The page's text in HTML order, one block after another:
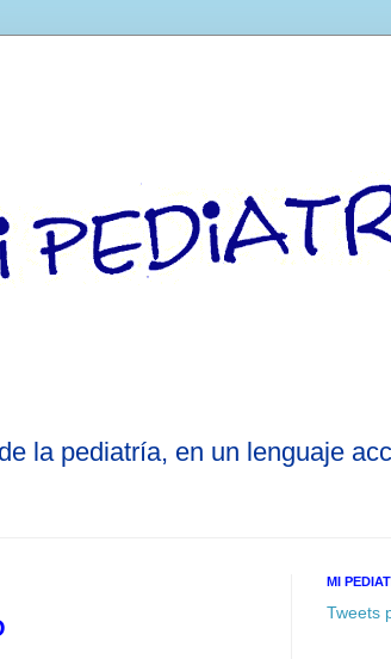
la pediatría, en un lenguaje
MI
Tweets